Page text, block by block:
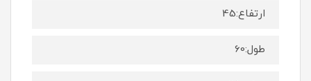
ارتفاع:45
طول:60